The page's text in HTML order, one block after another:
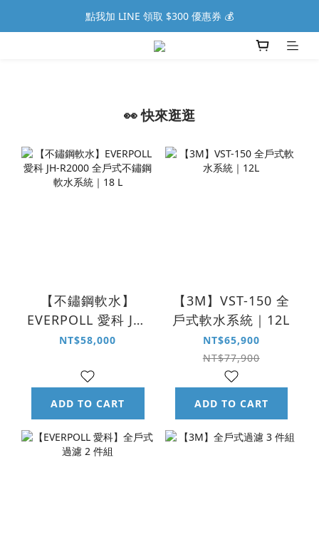
點我加 LINE 領取 $300 優惠券 💰
👀 快來逛逛
【不鏽鋼軟水】
EVERPOLL 愛科 JH-
R2000 全戶式不鏽
NT$58,000
ADD TO CART
【3M】VST-150 全
戶式軟水系統｜12L
NT$65,900
NT$77,900
ADD TO CART